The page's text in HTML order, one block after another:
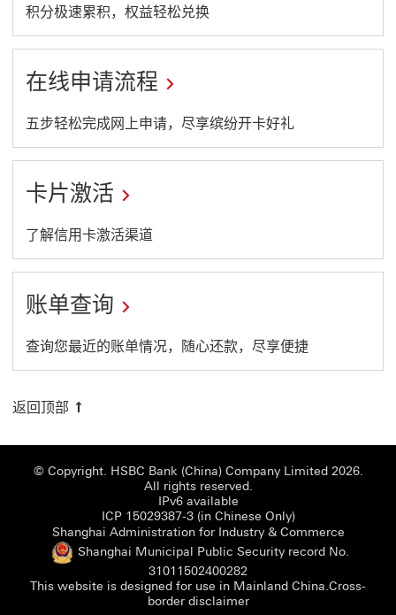
越
信
用
open
This
link
will
open
in
a
window
积分极速累积，权益轻松兑换
在线申请流程
This
link
will
open
in
a
window
五步轻松完成网上申请，尽享缤纷开卡好礼
卡片激活
This
link
will
open
in
a
new
window
了解信用卡激活渠道
账单查询
This
link
will
window
查询您最近的账单情况，随心还款，尽享便捷
返回顶部
© Copyright. HSBC Bank (China) Company Limited 2026.
All rights reserved.
IPv6 available
ICP 15029387-3 (in Chinese Only)ICP 15029387-3
Shanghai Administration for Industry & Commerce
Shanghai Municipal Public Security record No.
31011502400282
This website is designed for use in Mainland China.Cross-
border disclaimerCross-border disclaimer